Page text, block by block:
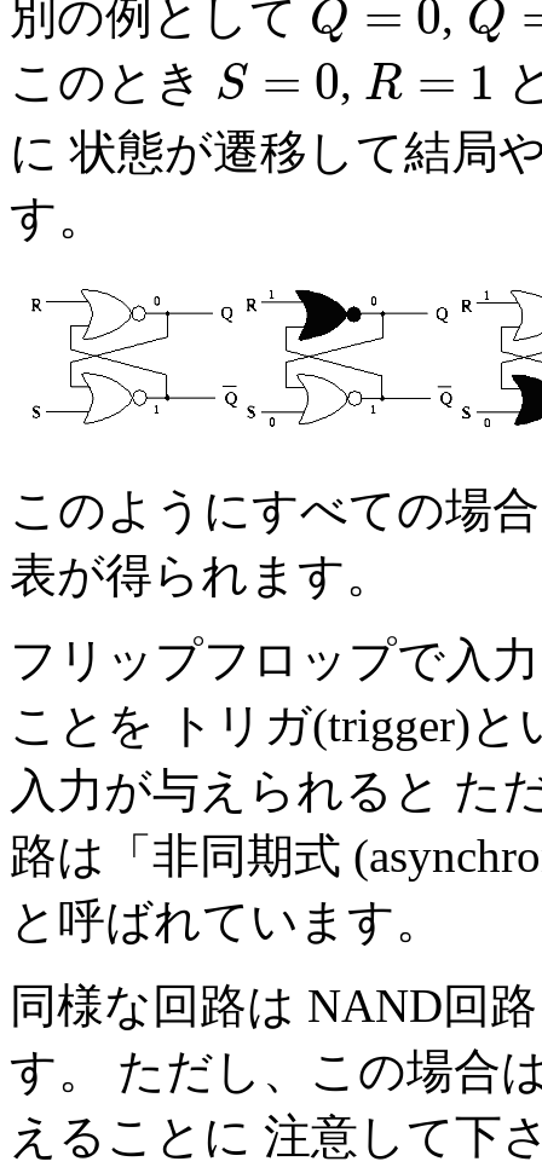
別の例として Q = 0
Q=0 , Q
Q¯=1
このとき S = 0
S=0 , R = 1
R=1
に 状態が遷移して結局
す。
このようにすべての場
表が得られます。
フリップフロップで入
ことを トリガ(trigger)
入力が与えられると た
路は「非同期式
と呼ばれています。
同様な回路は NAND回
す。 ただし、この場合
えることに 注意して下